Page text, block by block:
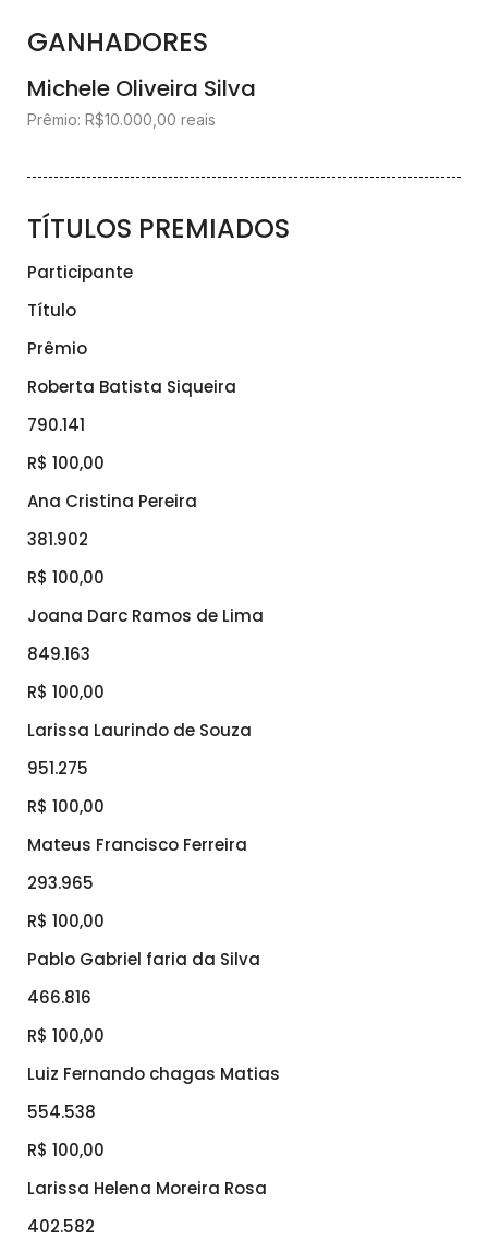
GANHADORES
Michele Oliveira Silva
Prêmio: R$10.000,00 reais
TÍTULOS PREMIADOS
Participante
Título
Prêmio
Roberta Batista Siqueira
790.141
R$ 100,00
Ana Cristina Pereira
381.902
R$ 100,00
Joana Darc Ramos de Lima
849.163
R$ 100,00
Larissa Laurindo de Souza
951.275
R$ 100,00
Mateus Francisco Ferreira
293.965
R$ 100,00
Pablo Gabriel faria da Silva
466.816
R$ 100,00
Luiz Fernando chagas Matias
554.538
R$ 100,00
Larissa Helena Moreira Rosa
402.582